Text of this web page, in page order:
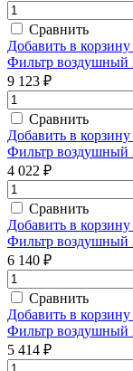
Сравнить
Добавить в корзину
Фильтр воздушный
9 123 ₽
Сравнить
Добавить в корзину
Фильтр воздушный
4 022 ₽
Сравнить
Добавить в корзину
Фильтр воздушный
6 140 ₽
Сравнить
Добавить в корзину
Фильтр воздушный
5 414 ₽